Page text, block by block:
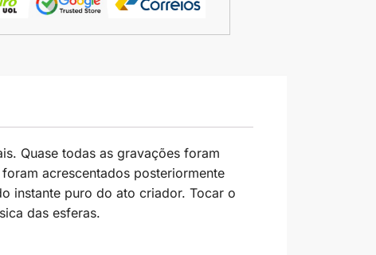
Quase todas as gravações foram
acrescentados posteriormente
instante puro do ato criador. Tocar o
das esferas.